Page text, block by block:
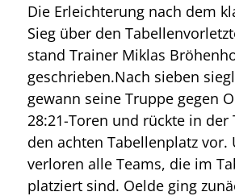
Die Erleichterung nach dem
Sieg über den
stand Trainer Miklas
geschrieben.Nach sieben
gewann seine Truppe gegen
28:21-Toren und rückte in der
den achten Tabellenplatz vor.
verloren alle Teams, die im
platziert sind. Oelde ging